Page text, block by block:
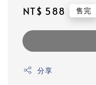
Regular
NT$ 588 售完
分享